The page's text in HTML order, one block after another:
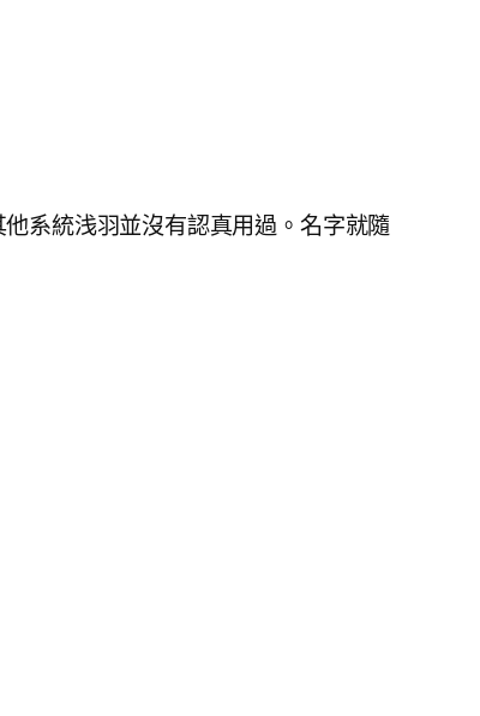
系統浅羽並沒有認真用過。名字就隨